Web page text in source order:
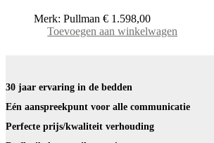
Merk: Pullman € 1.598,00
Toevoegen aan winkelwagen
30 jaar ervaring in de bedden
Eén aanspreekpunt voor alle communicatie
Perfecte prijs/kwaliteit verhouding